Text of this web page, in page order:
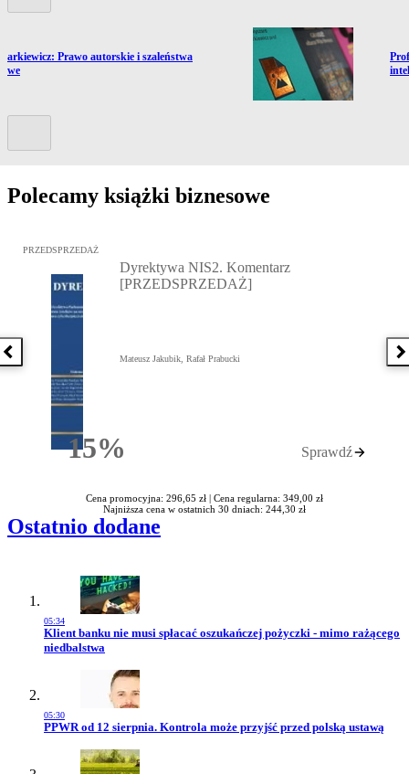
do artykułu:Prawo autorskie i szaleństwa
Polecamy książki biznesowe
Poprzednia książka
Przejdź do: Dyrektywa NIS2. Komentarz [PRZEDSPRZEDAŻ],
PRZEDSPRZEDAŻ
15%Rabatu
Dyrektywa NIS2. Komentarz
[PRZEDSPRZEDAŻ]
Mateusz Jakubik, Rafał Prabucki
Sprawdź
Cena promocyjna: 296,65 zł | Cena regularna: 349,00 zł
Najniższa cena w ostatnich 30 dniach: 244,30 zł
Ostatnio dodane
05:34
Przejdź do artykułu:
Klient banku nie musi spłacać oszukańczej pożyczki - mimo rażącego
niedbalstwa
05:30
Przejdź do artykułu:
PPWR od 12 sierpnia. Kontrola może przyjść przed polską ustawą